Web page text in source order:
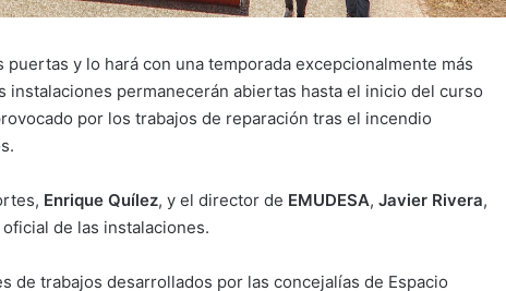
y lo hará con una temporada excepcionalmente más
instalaciones permanecerán abiertas hasta el inicio del curso
por los trabajos de reparación tras el incendio
Enrique Quílez, y el director de EMUDESA, Javier Rivera,
de las instalaciones.
de trabajos desarrollados por las concejalías de Espacio